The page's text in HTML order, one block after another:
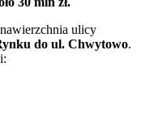
ulicy
do ul. Chwytowo.